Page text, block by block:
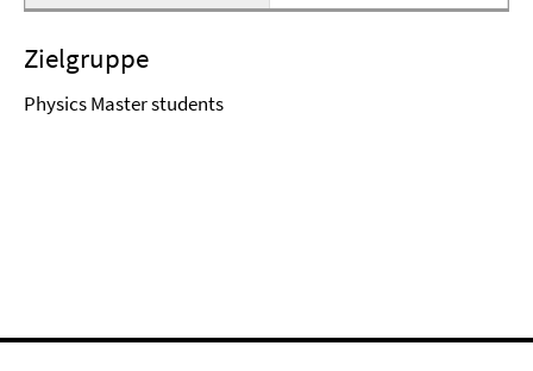
Zielgruppe
Physics Master students